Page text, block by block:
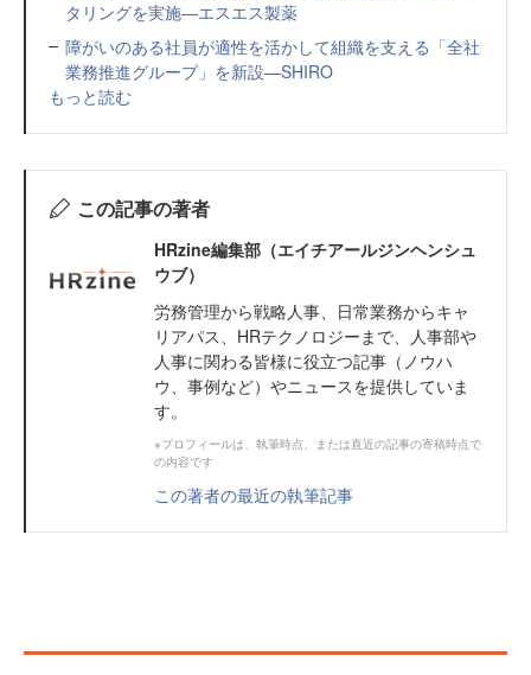
タリングを実施—エスエス製薬
障がいのある社員が適性を活かして組織を支える「全社
業務推進グループ」を新設—SHIRO
もっと読む
この記事の著者
HRzine編集部（エイチアールジンヘンシュ
ウブ）
労務管理から戦略人事、日常業務からキャ
リアパス、HRテクノロジーまで、人事部や
人事に関わる皆様に役立つ記事（ノウハ
ウ、事例など）やニュースを提供していま
す。
※プロフィールは、執筆時点、または直近の記事の寄稿時点で
の内容です
この著者の最近の執筆記事